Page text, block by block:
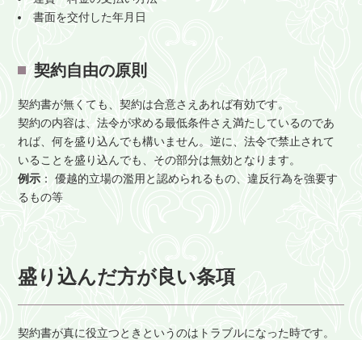
書面を交付した年月日
契約自由の原則
契約書が無くても、契約は合意さえあれば有効です。
契約の内容は、法令が求める最低条件さえ満たしているのであ
れば、何を盛り込んでも構いません。逆に、法令で禁止されて
いることを盛り込んでも、その部分は無効となります。
例示 ： 優越的立場の濫用と認められるもの、違反行為を強要す
るもの等
盛り込んだ方が良い条項
契約書が真に役立つときというのはトラブルになった時です。